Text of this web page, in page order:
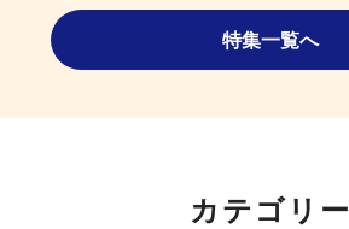
特集一覧へ
カテゴリー